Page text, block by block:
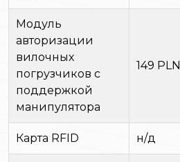
Модуль
авторизации
вилочных
погрузчиков с
поддержкой
манипулятора
149 PLN
Карта RFID н/д